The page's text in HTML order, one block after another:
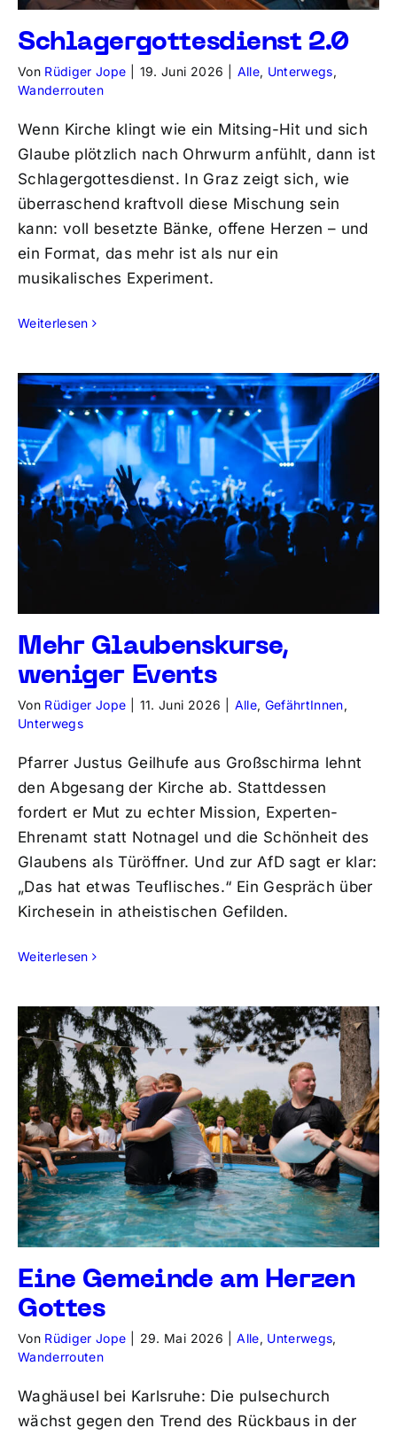
Schlagergottesdienst 2.0
Von Rüdiger Jope 19. Juni 2026 Alle, Unterwegs,
Wanderrouten
Wenn Kirche klingt wie ein Mitsing-Hit und sich
Glaube plötzlich nach Ohrwurm anfühlt, dann ist
Schlagergottesdienst. In Graz zeigt sich, wie
überraschend kraftvoll diese Mischung sein
kann: voll besetzte Bänke, offene Herzen – und
ein Format, das mehr ist als nur ein
musikalisches Experiment.
Weiterlesen
Mehr Glaubenskurse,
weniger Events
Von Rüdiger Jope 11. Juni 2026 Alle, GefährtInnen,
Unterwegs
Pfarrer Justus Geilhufe aus Großschirma lehnt
den Abgesang der Kirche ab. Stattdessen
fordert er Mut zu echter Mission, Experten-
Ehrenamt statt Notnagel und die Schönheit des
Glaubens als Türöffner. Und zur AfD sagt er klar:
„Das hat etwas Teuflisches.“ Ein Gespräch über
Kirchesein in atheistischen Gefilden.
Weiterlesen
Eine Gemeinde am Herzen
Gottes
Von Rüdiger Jope 29. Mai 2026 Alle, Unterwegs,
Wanderrouten
Waghäusel bei Karlsruhe: Die pulsechurch
wächst gegen den Trend des Rückbaus in der